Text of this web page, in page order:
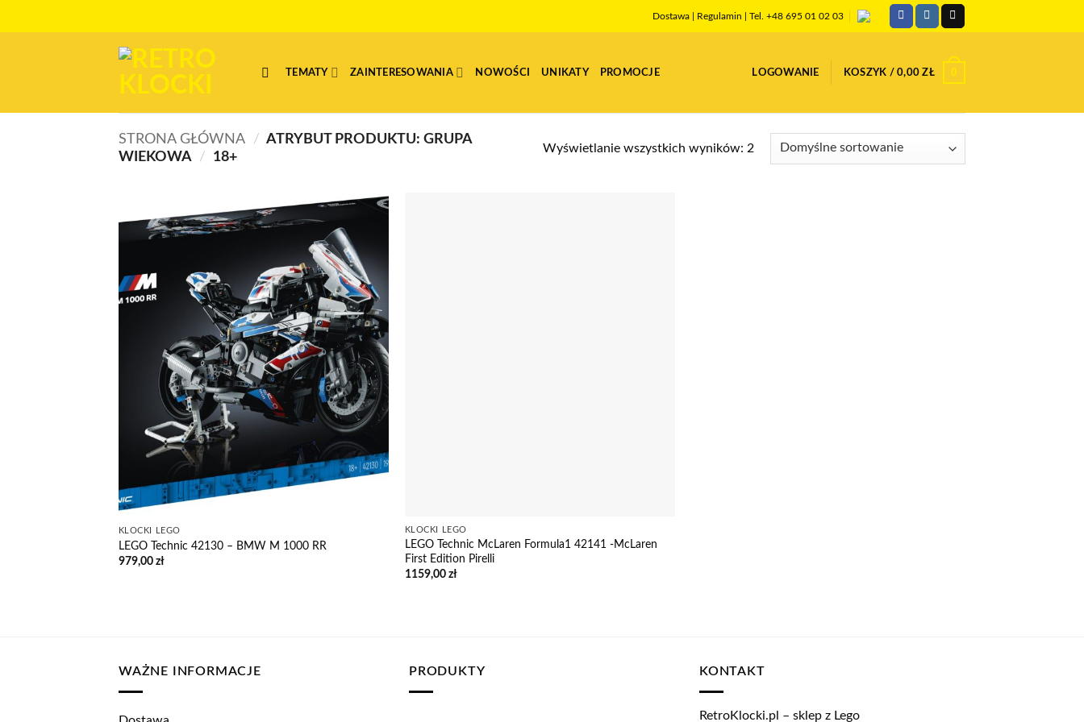
Dostawa Regulamin | Tel. +48 695 01 02 03
TEMATY ZAINTERESOWANIA NOWOŚCI UNIKATY PROMOCJE LOGOWANIE KOSZYK /0,00ZŁ 0
STRONA GŁÓWNA / ATRYBUT PRODUKTU: GRUPA
WIEKOWA / 18+
Wyświetlanie wszystkich wyników: 2
KLOCKI LEGO
LEGO Technic 42130 – BMW M 1000 RR
979,00 zł
KLOCKI LEGO
LEGO Technic McLaren Formula1 42141 -McLaren
First Edition Pirelli
1159,00 zł
WAŻNE INFORMACJE PRODUKTY KONTAKT
RetroKlocki.pl – sklep z Lego